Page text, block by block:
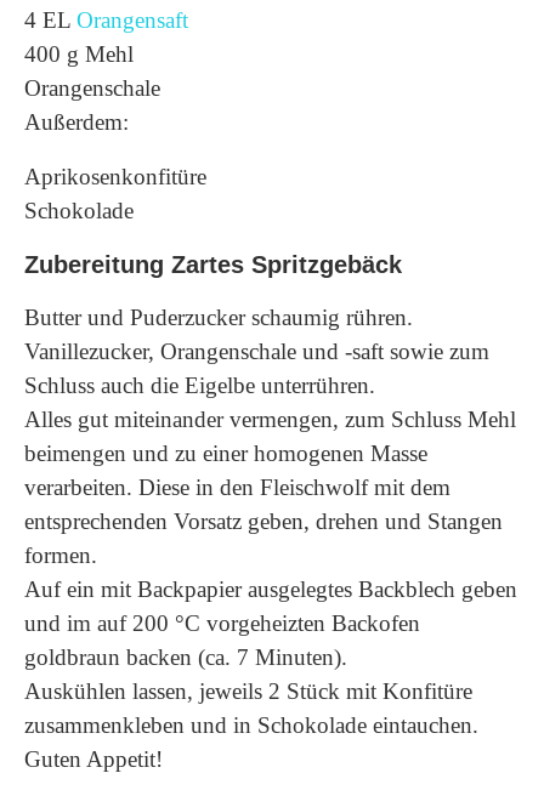
4 EL Orangensaft
400 g Mehl
Orangenschale
Außerdem:
Aprikosenkonfitüre
Schokolade
Zubereitung Zartes Spritzgebäck
Butter und Puderzucker schaumig rühren.
Vanillezucker, Orangenschale und -saft sowie zum
Schluss auch die Eigelbe unterrühren.
Alles gut miteinander vermengen, zum Schluss Mehl
beimengen und zu einer homogenen Masse
verarbeiten. Diese in den Fleischwolf mit dem
entsprechenden Vorsatz geben, drehen und Stangen
formen.
Auf ein mit Backpapier ausgelegtes Backblech geben
und im auf 200 °C vorgeheizten Backofen
goldbraun backen (ca. 7 Minuten).
Auskühlen lassen, jeweils 2 Stück mit Konfitüre
zusammenkleben und in Schokolade eintauchen.
Guten Appetit!